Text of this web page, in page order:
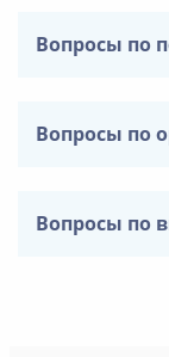
Вопросы по
Вопросы по
Вопросы по